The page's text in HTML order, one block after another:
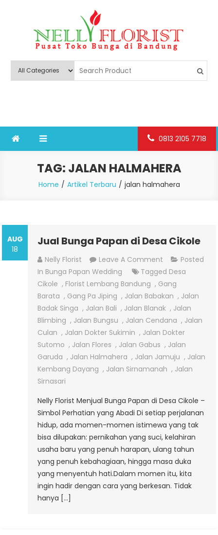
Nelly Florist Bandung
0813 2105 7718
TAG: JALAN HALMAHERA
Home Artikel Terbaru jalan halmahera
AUG
18
Jual Bunga Papan di Desa Cikole
Nelly Florist Leave A Comment On
Jual
Bunga
Papan
Di
Desa
Cikole
Posted
In Bunga Papan Wedding Tagged Desa
Cikole , Florist Lembang Bandung , Gang
Barata , Gang Pa Jiping , Jalan Babakan , Jalan
Badak Singa , Jalan Bali , Jalan Blanak , Jalan
Blimbing , Jalan Bungsu , Jalan Cendana , Jalan
Culan , Jalan Dokter Sukimin , Jalan Dokter
Sutomo , Jalan Flores , Jalan Gabus , Jalan
Garuda , Jalan Halmahera , Jalan Jamuju , Jalan
Kembang Dayang , Jalan Sirnamanah , Jalan
Sirnasari
Nelly Florist Menjual Bunga Papan di Desa Cikole –
Simbol Perhatian yang Abadi Di setiap perjalanan
hidup, ada momen-momen istimewa yang tak
bisa dilupakan: pernikahan yang suci, kelahiran
usaha baru yang penuh harapan, ulang tahun
yang penuh kebahagiaan, hingga masa duka
yang menyentuh hati.Dalam momen itu, kita
ingin hadir dengan cara yang berkesan. Tidak
hanya […]